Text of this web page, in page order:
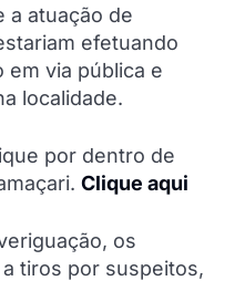
a atuação de
efetuando
em via pública e
localidade.
por dentro de
Clique aqui
os
tiros por suspeitos,